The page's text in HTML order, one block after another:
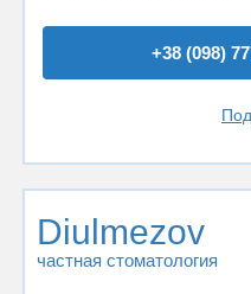
+38 (098)
Diulmezov
частная стоматология